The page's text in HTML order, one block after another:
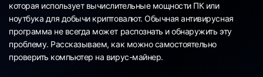
которая использует вычислительные мощности ПК или
ноутбука для добычи криптовалют. Обычная антивирусная
программа не всегда может распознать и обнаружить эту
проблему. Рассказываем, как можно самостоятельно
проверить компьютер на вирус-майнер.